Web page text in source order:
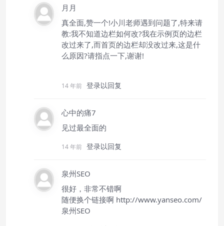
月月
真全面,赞一个!小川老师遇到问题了,特来请
教:我不知道边栏如何改?我在示例页的边栏
改过来了,而首页的边栏却没改过来,这是什
么原因?请指点一下,谢谢!
14 年前 登录以回复
心中的痛7
见过最全面的
14 年前 登录以回复
泉州SEO
很好，非常不错啊
随便换个链接啊 http://www.yanseo.com/
泉州SEO